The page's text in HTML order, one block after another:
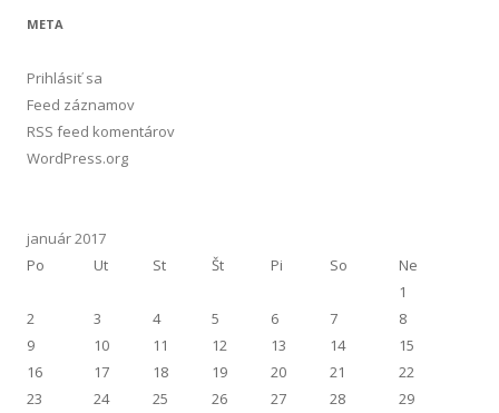
META
Prihlásiť sa
Feed záznamov
RSS feed komentárov
WordPress.org
január 2017
Po
Ut St Št Pi So
Ne
1
2
3 4 5 6 7
8
9
10 11 12 13 14
15
16
17 18 19 20 21
22
23
24 25 26 27 28
29